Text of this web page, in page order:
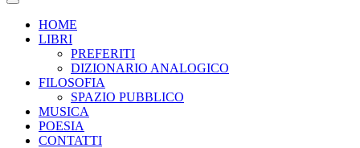
HOME
LIBRI
PREFERITI
DIZIONARIO ANALOGICO
FILOSOFIA
SPAZIO PUBBLICO
MUSICA
POESIA
CONTATTI